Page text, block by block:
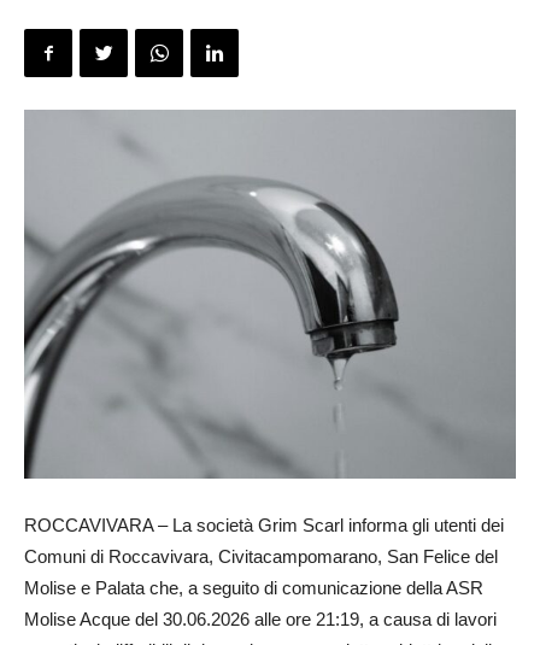
ROCCAVIVARA – La società Grim Scarl informa gli utenti dei
Comuni di Roccavivara, Civitacampomarano, San Felice del
Molise e Palata che, a seguito di comunicazione della ASR
Molise Acque del 30.06.2026 alle ore 21:19, a causa di lavori